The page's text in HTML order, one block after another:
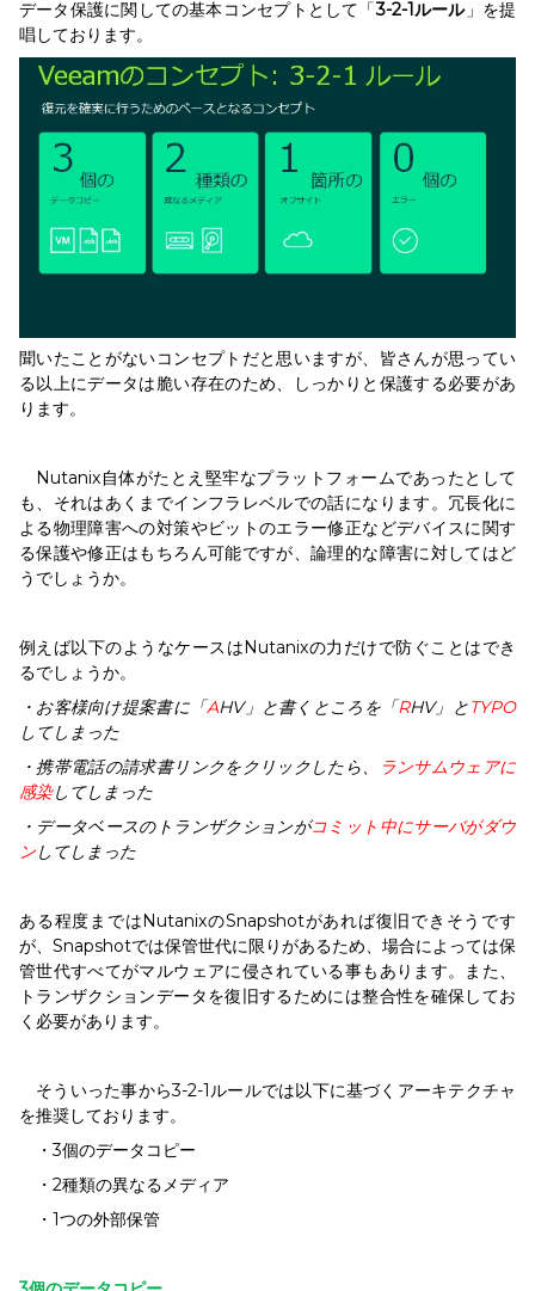
データ保護に関しての基本コンセプトとして「3-2-1ルール」を提
唱しております。
聞いたことがないコンセプトだと思いますが、皆さんが思ってい
る以上にデータは脆い存在のため、しっかりと保護する必要があ
ります。
Nutanix自体がたとえ堅牢なプラットフォームであったとして
も、それはあくまでインフラレベルでの話になります。冗長化に
よる物理障害への対策やビットのエラー修正などデバイスに関す
る保護や修正はもちろん可能ですが、論理的な障害に対してはど
うでしょうか。
例えば以下のようなケースはNutanixの力だけで防ぐことはでき
るでしょうか。
・お客様向け提案書に「AHV」と書くところを「RHV」とTYPO
してしまった
・携帯電話の請求書リンクをクリックしたら、
ランサムウェアに
感染してしまった
・データベースのトランザクションがコミット中にサーバがダウ
ンしてしまった
ある程度まではNutanixのSnapshotがあれば復旧できそうです
が、Snapshotでは保管世代に限りがあるため、場合によっては保
管世代すべてがマルウェアに侵されている事もあります。また、
トランザクションデータを復旧するためには整合性を確保してお
く必要があります。
そういった事から3-2-1ルールでは以下に基づくアーキテクチャ
を推奨しております。
・3個のデータコピー
・2種類の異なるメディア
・1つの外部保管